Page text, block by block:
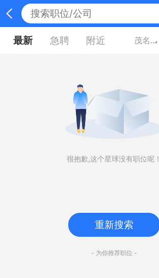
最新 急聘 附近 茂名广东
很抱歉,这个星球没有职位呢！
重新搜索
- 为你推荐职位 -